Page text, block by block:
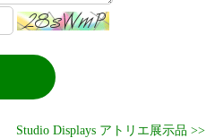
Studio Displays アトリエ展示品 >>